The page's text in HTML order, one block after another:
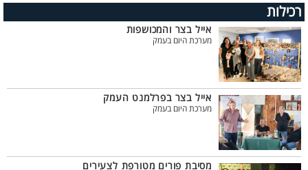
רכילות
אייל בצר והמכושפות
מערכת היום בעמק
אייל בצר בפרלמנט העמק
מערכת היום בעמק
מסיבת פורים מטורפת לצעירים